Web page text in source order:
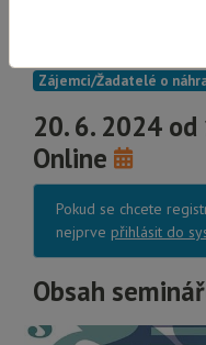
Zájemci/Žadatelé o
20. 6. 2024
Online
Pokud se chcete
nejprve přihlásit do
Obsah